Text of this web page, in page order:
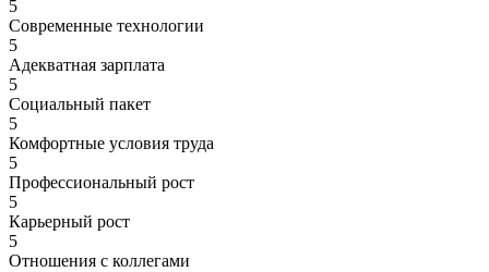
5
Современные технологии
5
Адекватная зарплата
5
Социальный пакет
5
Комфортные условия труда
5
Профессиональный рост
5
Карьерный рост
5
Отношения с коллегами